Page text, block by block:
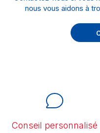
nous vous aidons à
Conseil personnalisé